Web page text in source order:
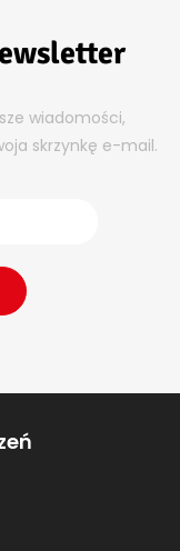
wiadomości,
skrzynkę e-mail.